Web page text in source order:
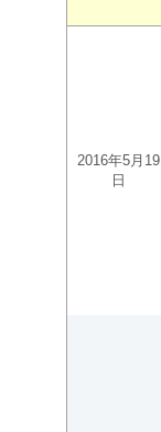
2016年5月19
日